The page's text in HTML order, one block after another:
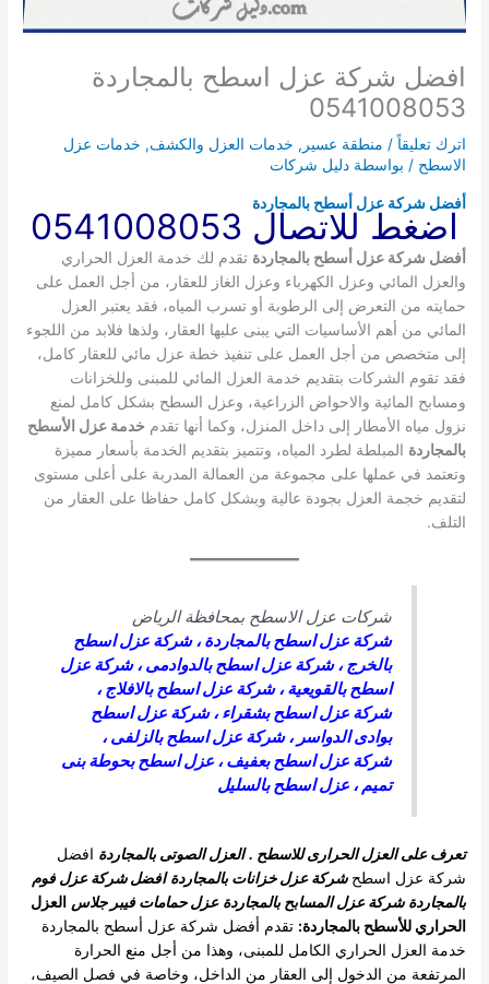
افضل شركة عزل اسطح بالمجاردة
0541008053
اترك تعليقاً / منطقة عسير , خدمات العزل والكشف, خدمات عزل
الاسطح / بواسطة دليل شركات
أفضل شركة عزل أسطح بالمجاردة
اضغط للاتصال 0541008053
أفضل شركة عزل أسطح بالمجاردة تقدم لك خدمة العزل الحراري
والعزل المائي وعزل الكهرباء وعزل الغاز للعقار، من أجل العمل على
حمايته من التعرض إلى الرطوبة أو تسرب المياه، فقد يعتبر العزل
المائي من أهم الأساسيات التي يبنى عليها العقار، ولذها فلابد من اللجوء
إلى متخصص من أجل العمل على تنفيذ خطة عزل مائي للعقار كامل،
فقد تقوم الشركات بتقديم خدمة العزل المائي للمبنى وللخزانات
ومسابح المائية والاحواض الزراعية، وعزل السطح بشكل كامل لمنع
نزول مياه الأمطار إلى داخل المنزل، وكما أنها تقدم خدمة عزل الأسطح
بالمجاردة المبلطة لطرد المياه، وتتميز بتقديم الخدمة بأسعار مميزة
وتعتمد في عملها على مجموعة من العمالة المدربة على أعلى مستوى
لتقديم خجمة العزل بجودة عالية وبشكل كامل حفاظا على العقار من
التلف.
شركات عزل الاسطح بمحافظة الرياض
شركة عزل اسطح بالمجاردة،شركة عزل اسطح
بالخرج،شركة عزل اسطح بالدوادمى،شركة عزل
اسطح بالقويعية،شركة عزل اسطح بالافلاج،
شركة عزل اسطح بشقراء،شركة عزل اسطح
بوادى الدواسر ،شركة عزل اسطح بالزلفى،
شركة عزل اسطح بعفيف،عزل اسطح بحوطة بنى
تميم،عزل اسطح بالسليل
تعرف على العزل الحرارى للاسطح . العزل الصوتى بالمجاردة افضل
شركة عزل اسطح شركة عزل خزانات بالمجاردة افضل شركة عزل فوم
بالمجاردة شركة عزل المسابح بالمجاردة عزل حمامات فيبر جلاس العزل
الحراري للأسطح بالمجاردة: تقدم أفضل شركة عزل أسطح بالمجاردة
خدمة العزل الحراري الكامل للمبنى، وهذا من أجل منع الحرارة
المرتفعة من الدخول إلى العقار من الداخل، وخاصة في فصل الصيف،